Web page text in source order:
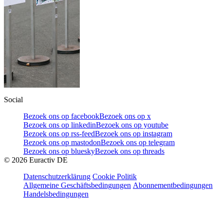
Social
Bezoek ons op facebookBezoek ons op x
Bezoek ons op linkedinBezoek ons op youtube
Bezoek ons op rss-feedBezoek ons op instagram
Bezoek ons op mastodonBezoek ons op telegram
Bezoek ons op blueskyBezoek ons op threads
© 2026 Euractiv DE
Datenschutzerklärung Cookie Politik
Allgemeine Geschäftsbedingungen Abonnementbedingungen
Handelsbedingungen